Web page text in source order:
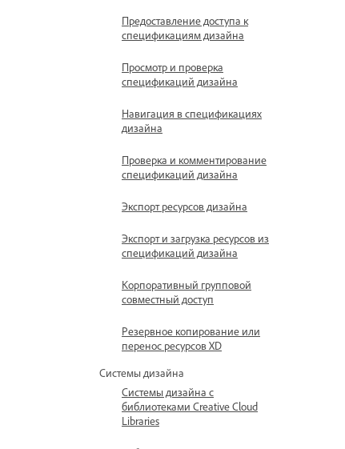
Предоставление доступа к
спецификациям дизайна
Просмотр и проверка
спецификаций дизайна
Навигация в спецификациях
дизайна
Проверка и комментирование
спецификаций дизайна
Экспорт ресурсов дизайна
Экспорт и загрузка ресурсов из
спецификаций дизайна
Корпоративный групповой
совместный доступ
Резервное копирование или
перенос ресурсов XD
Системы дизайна
Системы дизайна с
библиотеками Creative Cloud
Libraries